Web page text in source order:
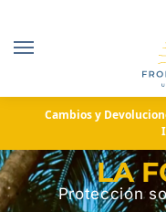
Cambios y
LA
Protección